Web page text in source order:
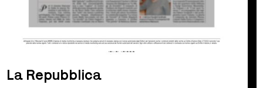
La Repubblica